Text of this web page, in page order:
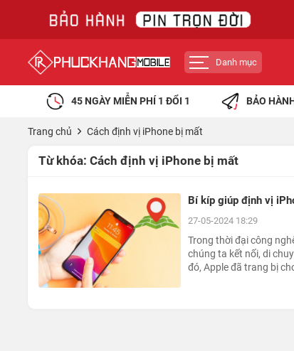
Danh mục
45 NGÀY MIỄN PHÍ 1 ĐỔI 1 BẢO
Trang chủ Cách định vị iPhone bị mất
Từ khóa: Cách định vị iPhone bị mất
Bí kíp giúp định vị
27-05-2024 18:29
Trong thời đại công
chúng ta kết nối, di
đó, Apple đã trang bị